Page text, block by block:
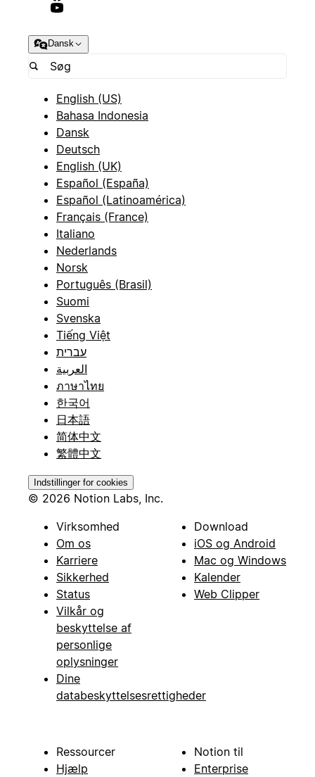
Dansk
English (US)
Bahasa Indonesia
Dansk
Deutsch
English (UK)
Español (España)
Español (Latinoamérica)
Français (France)
Italiano
Nederlands
Norsk
Português (Brasil)
Suomi
Svenska
Tiếng Việt
עברית
العربية
ภาษาไทย
한국어
日本語
简体中文
繁體中文
Indstillinger for cookies
© 2026 Notion Labs, Inc.
Virksomhed
Om os
Karriere
Sikkerhed
Status
Vilkår og
beskyttelse af
personlige
oplysninger
Dine
databeskyttelsesrettigheder
Download
iOS og Android
Mac og Windows
Kalender
Web Clipper
Ressourcer
Hjælp
Notion til
Enterprise